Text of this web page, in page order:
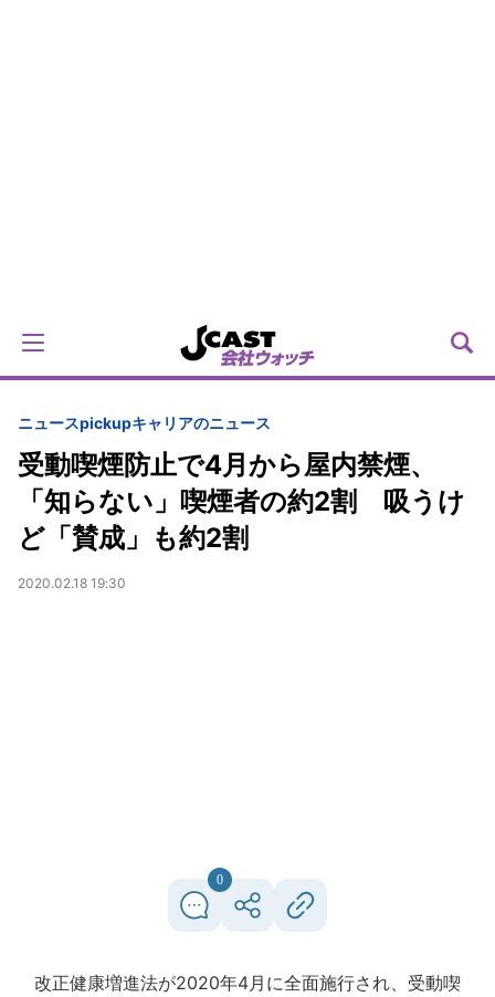
ニュースpickupキャリアのニュース
受動喫煙防止で4月から屋内禁煙、
「知らない」喫煙者の約2割 吸うけ
ど「賛成」も約2割
2020.02.18 19:30
0
改正健康増進法が2020年4月に全面施行され、受動喫